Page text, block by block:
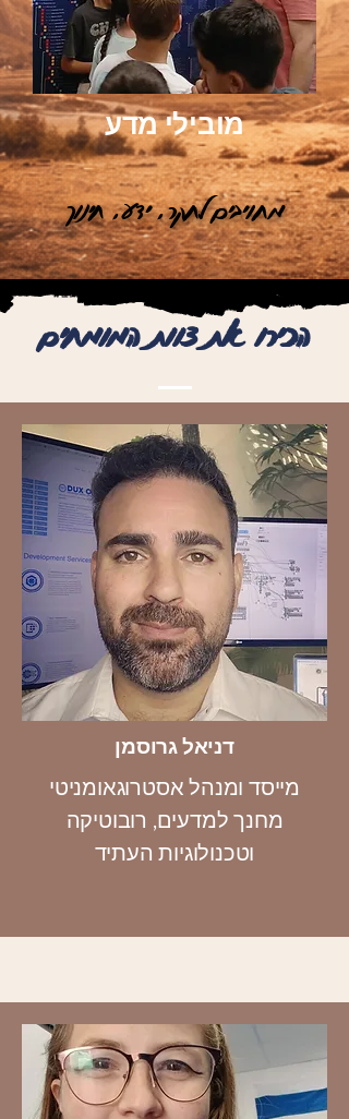
מובילי מדע
מחויבים לחקר, ידע, חינוך
הכירו את צוות המומחים
דניאל גרוסמן
מייסד ומנהל אסטרוגאומניטי
מחנך למדעים, רובוטיקה
וטכנולוגיות העתיד